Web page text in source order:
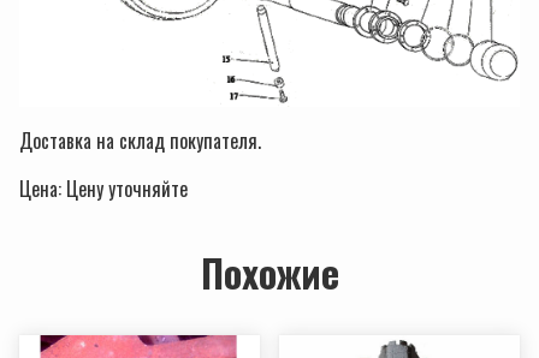
Доставка на склад покупателя.
Цена: Ценy уточняйте
Похожие